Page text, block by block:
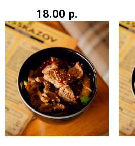
18.00 р.